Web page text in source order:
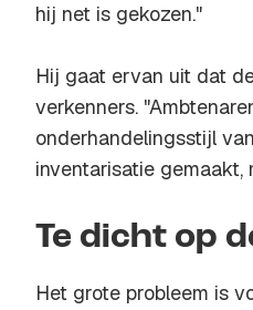
hij net is gekozen."
Hij gaat ervan uit dat
verkenners.
onderhandelingsstijl
inventarisatie gemaakt,
Te dicht op
Het grote probleem is